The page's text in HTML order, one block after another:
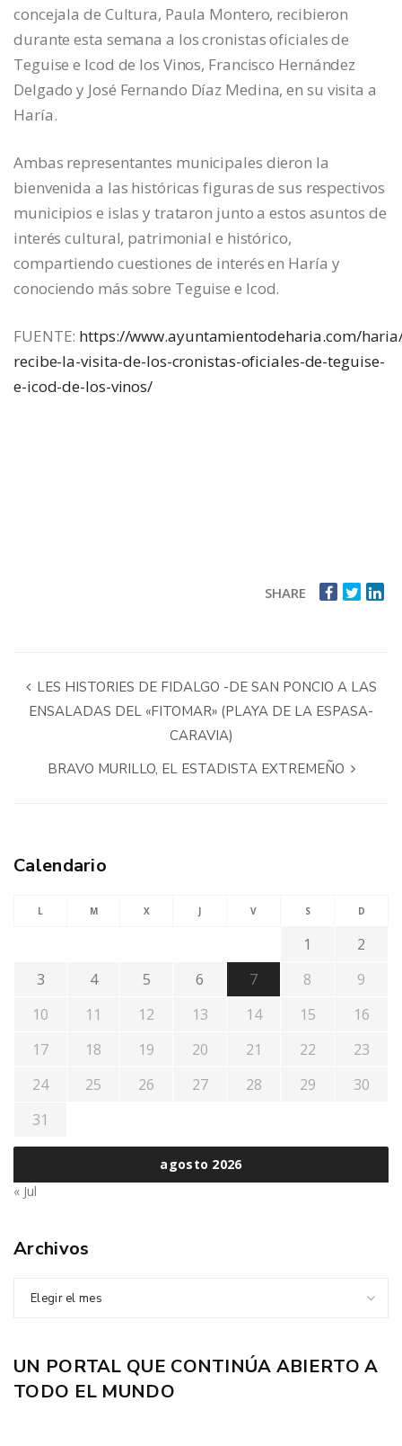
concejala de Cultura, Paula Montero, recibieron
durante esta semana a los cronistas oficiales de
Teguise e Icod de los Vinos, Francisco Hernández
Delgado y José Fernando Díaz Medina, en su visita a
Haría.
Ambas representantes municipales dieron la
bienvenida a las históricas figuras de sus respectivos
municipios e islas y trataron junto a estos asuntos de
interés cultural, patrimonial e histórico,
compartiendo cuestiones de interés en Haría y
conociendo más sobre Teguise e Icod.
FUENTE: https://www.ayuntamientodeharia.com/
recibe-la-visita-de-los-cronistas-oficiales-de-teguise-
e-icod-de-los-vinos/
SHARE
LES HISTORIES DE FIDALGO -DE SAN PONCIO A LAS
ENSALADAS DEL «FITOMAR» (PLAYA DE LA ESPASA-
CARAVIA)
BRAVO MURILLO, EL ESTADISTA EXTREMEÑO
Calendario
agosto 2026
L M X J V S D
1
2
3
4 5 6 7 8
9
10
11 12 13 14 15
16
17
18 19 20 21 22
23
24
25 26 27 28 29
30
31
« Jul
Archivos
Elegir el mes
UN PORTAL QUE CONTINÚA ABIERTO A
TODO EL MUNDO